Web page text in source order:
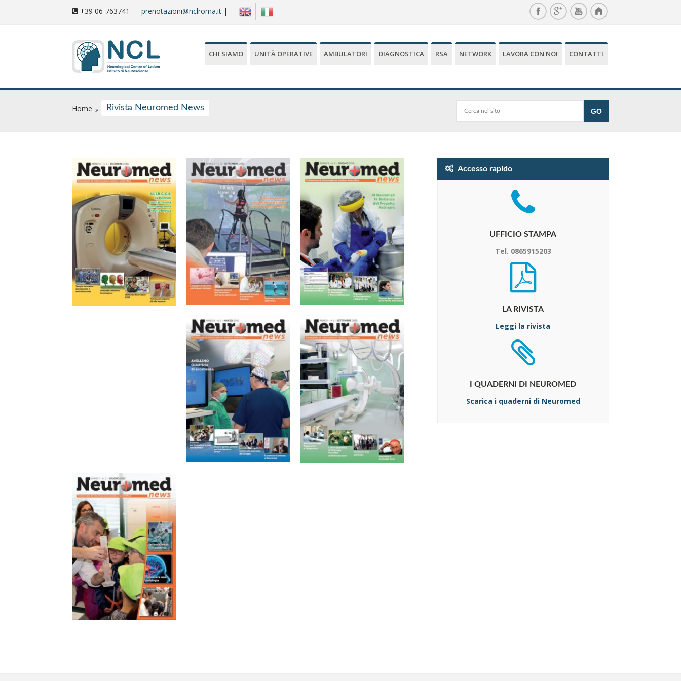
+39 06-763741 prenotazioni@nclroma.it |
CHI SIAMO UNITÀ OPERATIVE AMBULATORI DIAGNOSTICA RSA NETWORK LAVORA CON NOI CONTATTI
Home Rivista Neuromed News
Accesso rapido
UFFICIO STAMPA
Tel. 0865915203
LA RIVISTA
Leggi la rivista
I QUADERNI DI NEUROMED
Scarica i quaderni di Neuromed